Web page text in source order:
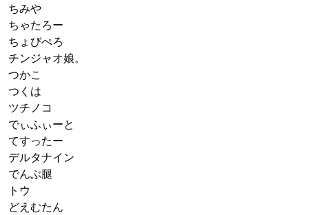
ちみや
ちゃたろー
ちょびぺろ
チンジャオ娘。
つかこ
つくは
ツチノコ
でぃふぃーと
てすったー
デルタナイン
でんぶ腿
トウ
どえむたん